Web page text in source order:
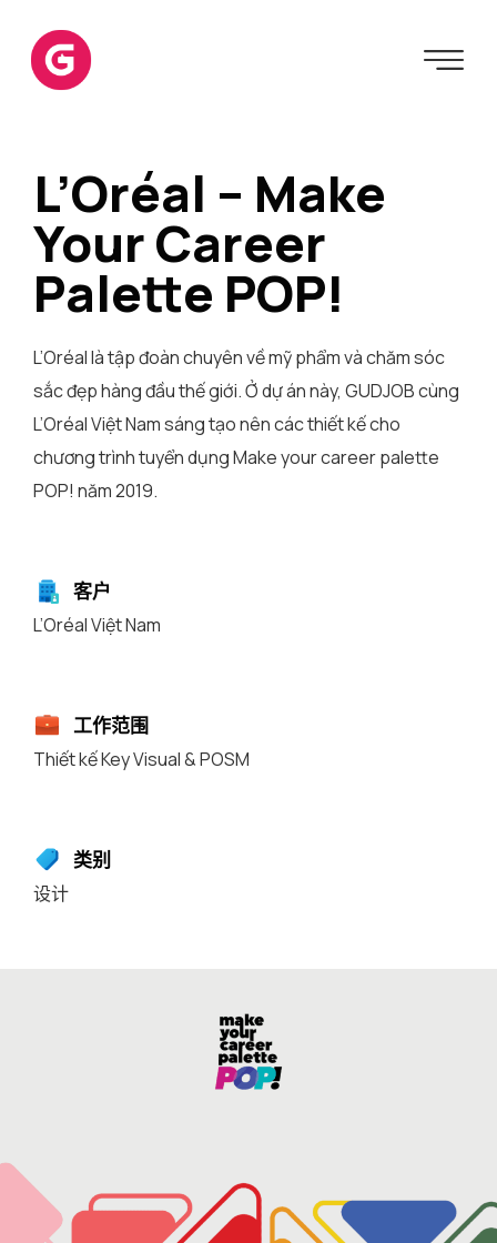
L’Oréal – Make
Your Career
Palette POP!
L’Oréal là tập đoàn chuyên về mỹ phẩm và chăm sóc
sắc đẹp hàng đầu thế giới. Ở dự án này, GUDJOB cùng
L’Oréal Việt Nam sáng tạo nên các thiết kế cho
chương trình tuyển dụng Make your career palette
POP! năm 2019.
客户
L’Oréal Việt Nam
工作范围
Thiết kế Key Visual & POSM
类别
设计